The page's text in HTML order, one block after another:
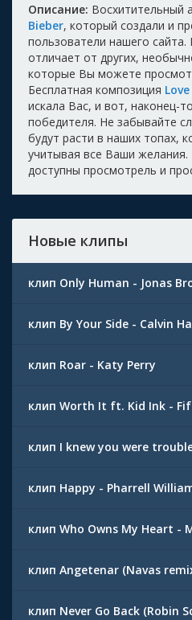
Описание: Восхитительный
Bieber, который создали и
пользователи нашего
отличает от других,
которые Вы можете
Бесплатная композиция
искала Вас, и вот, наконец-
победителя. Не забывайте
будут расти в наших топах,
учитывая все Ваши желания.
доступны просмотрель и
Новые клипы
клип Only Human - Jonas
клип By Your Side - Calvin
клип Roar - Katy Perry
клип Worth It ft. Kid Ink -
клип I knew you were
клип Happy - Pharrell
клип Who Owns My Heart -
клип Angetenar (Navas
клип Never Go Back (Robin